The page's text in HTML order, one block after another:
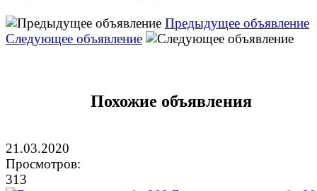
Предыдущее объявление
Следующее объявление
Похожие объявления
21.03.2020
Просмотров:
313